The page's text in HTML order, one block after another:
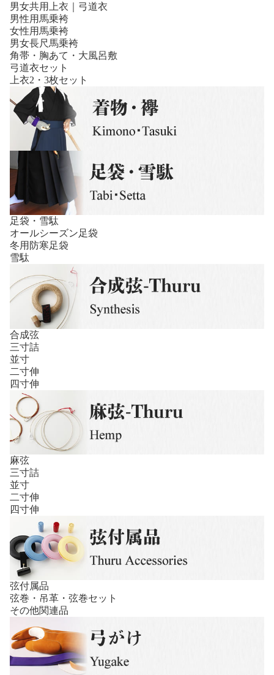
男女共用上衣｜弓道衣
男性用馬乗袴
女性用馬乗袴
男女長尺馬乗袴
角帯・胸あて・大風呂敷
弓道衣セット
上衣2・3枚セット
足袋・雪駄
オールシーズン足袋
冬用防寒足袋
雪駄
合成弦
三寸詰
並寸
二寸伸
四寸伸
麻弦
三寸詰
並寸
二寸伸
四寸伸
弦付属品
弦巻・吊革・弦巻セット
その他関連品